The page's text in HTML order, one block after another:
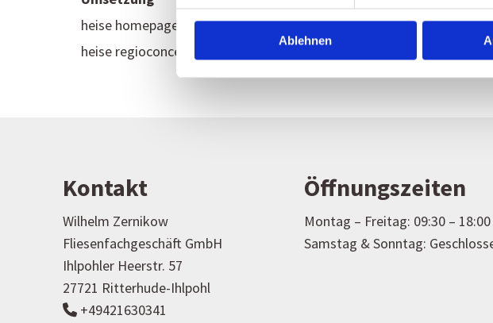
Ablehnen
heise homepages |Homepage erstellen lassen
heise regioconcept |
Online Marketing Agentur
Kontakt
Wilhelm Zernikow
Fliesenfachgeschäft GmbH
Ihlpohler Heerstr. 57
27721 Ritterhude-Ihlpohl
 +49421630341
Öffnungszeiten
Montag – Freitag: 09:30 –
Samstag & Sonntag: